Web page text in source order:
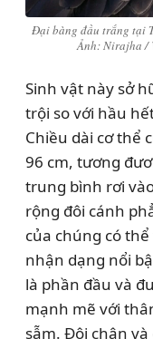
Đại bàng đầu trắng tại
Ảnh: Nirajha /
Sinh vật này sở
trội so với hầu
Chiều dài cơ thể
96 cm, tương
trung bình rơi
rộng đôi cánh
của chúng có
nhận dạng nổi
là phần đầu và
mạnh mẽ với
sẫm. Đôi chân